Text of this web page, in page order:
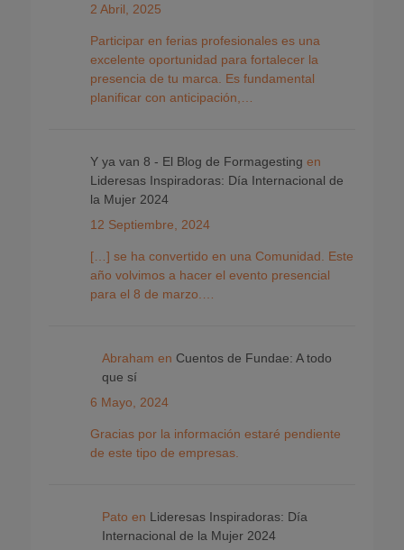
2 Abril, 2025
Participar en ferias profesionales es una
excelente oportunidad para fortalecer la
presencia de tu marca. Es fundamental
planificar con anticipación,…
Y ya van 8 - El Blog de Formagesting en
Lideresas Inspiradoras: Día Internacional de
la Mujer 2024
12 Septiembre, 2024
[…] se ha convertido en una Comunidad. Este
año volvimos a hacer el evento presencial
para el 8 de marzo.…
Abraham en Cuentos de Fundae: A todo
que sí
6 Mayo, 2024
Gracias por la información estaré pendiente
de este tipo de empresas.
Pato en Lideresas Inspiradoras: Día
Internacional de la Mujer 2024